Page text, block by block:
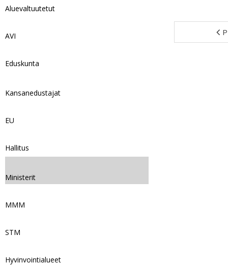
Aluevaltuutetut
AVI
Eduskunta
Kansanedustajat
EU
Hallitus
Ministerit
MMM
STM
Hyvinvointialueet